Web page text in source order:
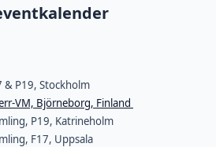
& P19, Stockholm
VM, Björneborg, Finland
P19, Katrineholm
F17, Uppsala